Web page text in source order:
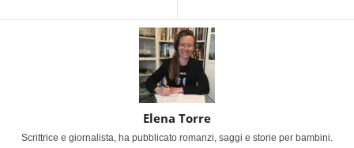
Elena Torre
Scrittrice e giornalista, ha pubblicato romanzi, saggi e storie per bambini.